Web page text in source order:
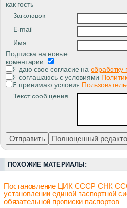
как гость
Заголовок
E-mail
Имя
Подписка на новые
коментарии:
Я даю свое согласие на обработку
Я соглашаюсь с условиями
Я принимаю условия
Текст сообщения
ПОХОЖИЕ МАТЕРИАЛЫ:
Постановление ЦИК СССР, СНК
установлении единой паспортной
обязательной прописки паспортов